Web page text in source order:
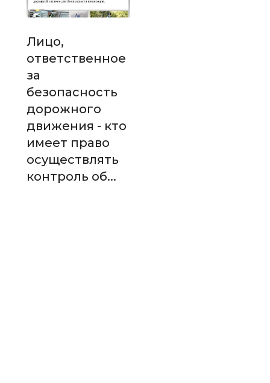
Лицо,
ответственное
за
безопасность
дорожного
движения - кто
имеет право
осуществлять
контроль об...